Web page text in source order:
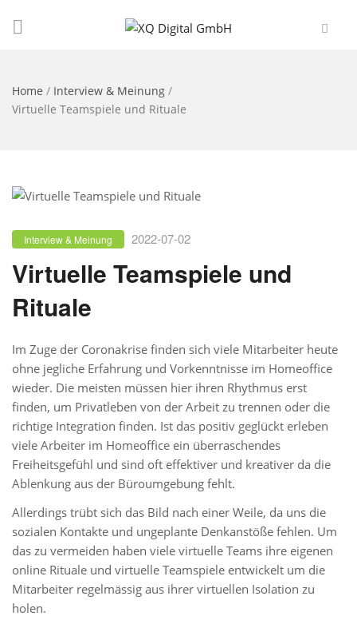
Home / Interview & Meinung /
Virtuelle Teamspiele und Rituale
Interview & Meinung 2022-07-02
Virtuelle Teamspiele und
Rituale
Im Zuge der Coronakrise finden sich viele Mitarbeiter heute
ohne jegliche Erfahrung und Vorkenntnisse im Homeoffice
wieder. Die meisten müssen hier ihren Rhythmus erst
finden, um Privatleben von der Arbeit zu trennen oder die
richtige Integration finden. Ist das positiv geglückt erleben
viele Arbeiter im Homeoffice ein überraschendes
Freiheitsgefühl und sind oft effektiver und kreativer da die
Ablenkung aus der Büroumgebung fehlt.
Allerdings trübt sich das Bild nach einer Weile, da uns die
sozialen Kontakte und ungeplante Denkanstöße fehlen. Um
das zu vermeiden haben viele virtuelle Teams ihre eigenen
online Rituale und virtuelle Teamspiele entwickelt um die
Mitarbeiter regelmässig aus ihrer virtuellen Isolation zu
holen.